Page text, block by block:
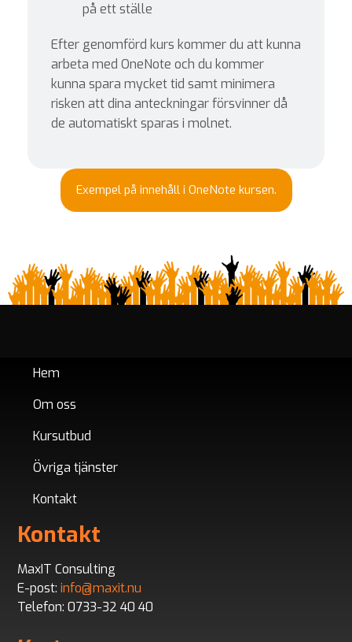
på ett ställe
Efter genomförd kurs kommer du att kunna
arbeta med OneNote och du kommer
kunna spara mycket tid samt minimera
risken att dina anteckningar försvinner då
de automatiskt sparas i molnet.
Exempel på innehåll i OneNote kursen.
Hem
Om oss
Kursutbud
Övriga tjänster
Kontakt
Kontakt
MaxIT Consulting
E-post:info@maxit.nu
Telefon: 0733-32 40 40